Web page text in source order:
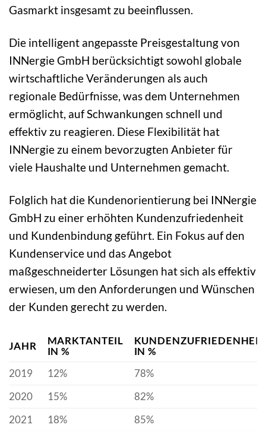
Gasmarkt insgesamt zu beeinflussen.
Die intelligent angepasste Preisgestaltung von
INNergie GmbH berücksichtigt sowohl globale
wirtschaftliche Veränderungen als auch
regionale Bedürfnisse, was dem Unternehmen
ermöglicht, auf Schwankungen schnell und
effektiv zu reagieren. Diese Flexibilität hat
INNergie zu einem bevorzugten Anbieter für
viele Haushalte und Unternehmen gemacht.
Folglich hat die Kundenorientierung bei INNergie
GmbH zu einer erhöhten Kundenzufriedenheit
und Kundenbindung geführt. Ein Fokus auf den
Kundenservice und das Angebot
maßgeschneiderter Lösungen hat sich als effektiv
erwiesen, um den Anforderungen und Wünschen
der Kunden gerecht zu werden.
JAHR
MARKTANTEIL
IN %
IN %
2019
12%
78%
2020
15%
82%
2021
18% 85%